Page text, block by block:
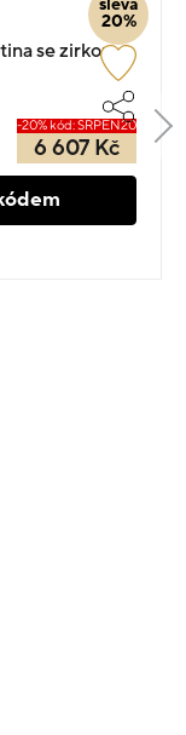
sleva
20%
se zirkony
-20% kód: SRPEN20
6 607 Kč